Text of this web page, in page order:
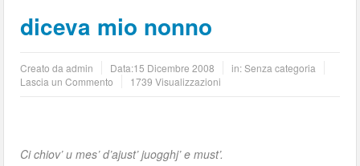
diceva mio nonno
Creato daadmin Data:15 Dicembre 2008
in: Senza categoria
Lascia un Commento
1739 Visualizzazioni
Ci chiov’ u mes’ d’ajust’ juogghj’ e must’.